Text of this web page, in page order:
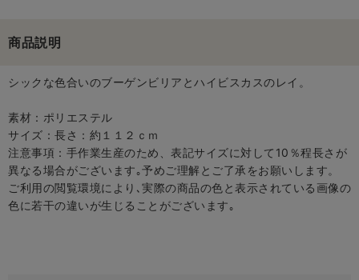
商品説明
シックな色合いのブーゲンビリアとハイビスカスのレイ。
素材：ポリエステル
サイズ：長さ：約１１２ｃｍ
注意事項：手作業生産のため、表記サイズに対して10％程長さが
異なる場合がございます｡予めご理解とご了承をお願いします。
ご利用の閲覧環境により､実際の商品の色と表示されている画像の
色に若干の違いが生じることがございます｡